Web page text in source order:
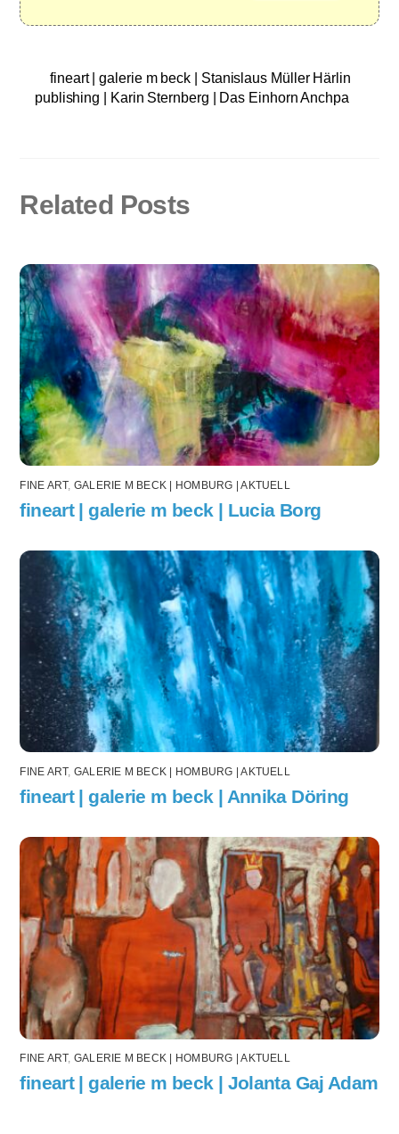
fineart | galerie m beck | Stanislaus Müller Härlin
publishing | Karin Sternberg | Das Einhorn Anchpa
Related Posts
FINE ART, GALERIE M BECK | HOMBURG | AKTUELL
fineart | galerie m beck | Lucia Borg
FINE ART, GALERIE M BECK | HOMBURG | AKTUELL
fineart | galerie m beck | Annika Döring
FINE ART, GALERIE M BECK | HOMBURG | AKTUELL
fineart | galerie m beck | Jolanta Gaj Adam